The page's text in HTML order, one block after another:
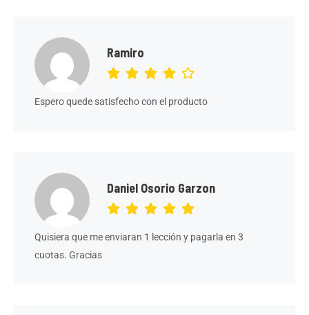
Ramiro
Espero quede satisfecho con el producto
Daniel Osorio Garzon
Quisiera que me enviaran 1 lección y pagarla en 3
cuotas. Gracias